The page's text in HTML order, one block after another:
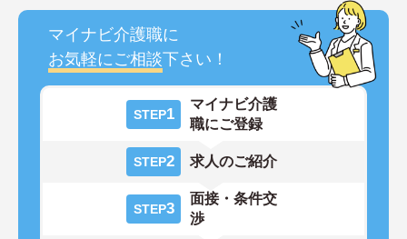
マイナビ介護職に
お気軽にご相談下さい！
STEP1
マイナビ介護
職にご登録
STEP2 求人のご紹介
STEP3
面接・条件交
渉